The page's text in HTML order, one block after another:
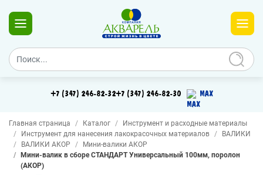
+7 (347) 246-82-32+7 (347) 246-82-30 MAX
Главная страница Каталог
Инструмент и расходные материалы
Инструмент для нанесения лакокрасочных материалов
ВАЛИКИ
ВАЛИКИ АКОР
Мини-валики АКОР
Мини-валик в сборе СТАНДАРТ Универсальный 100мм, поролон
(АКОР)